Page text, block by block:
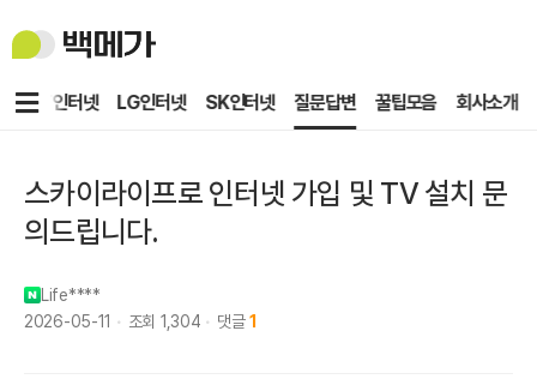
백
메
KT인터넷 LG인터넷 SK인터넷 질문답변 꿀팁모음 회사소개
메
스카이라이프로 인터넷 가입 및 TV 설치 문
의드립니다.
Life****
2026-05-11
조회 1,304 댓글 1